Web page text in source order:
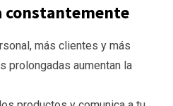
constantemente
más clientes y más
prolongadas aumentan la